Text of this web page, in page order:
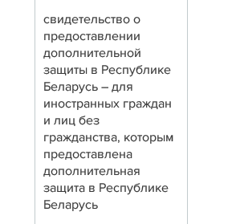
свидетельство о
предоставлении
дополнительной
защиты в Республике
Беларусь – для
иностранных граждан
и лиц без
гражданства, которым
предоставлена
дополнительная
защита в Республике
Беларусь